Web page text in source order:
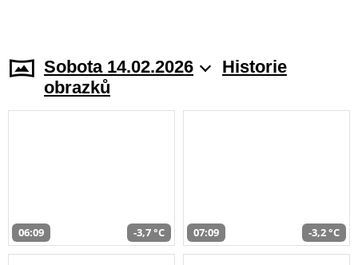
Sobota 14.02.2026
Historie
obrazků
06:09 -3,7 °C 07:09 -3,2 °C